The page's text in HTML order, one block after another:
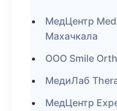
МедЦентр
Махачкала
ООО Smile
МедиЛаб
МедЦентр